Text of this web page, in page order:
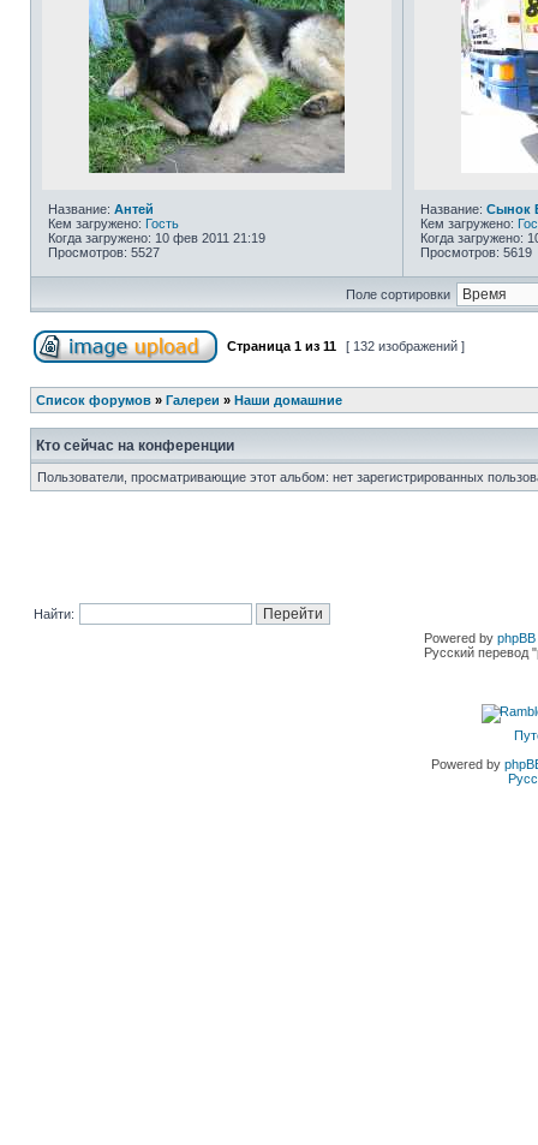
Название: Антей
Кем загружено: Гость
Когда загружено: 10 фев 2011 21:19
Просмотров: 5527
Название: Сынок
Кем загружено:
Когда загружено:
Просмотров: 5619
Поле сортировки
Страница 1 из 11 [ 132 изображений ]
Список форумов » Галереи » Наши домашние
Кто сейчас на конференции
Пользователи, просматривающие этот альбом: нет зарегистрированных
Найти:
Powered by
Русский перевод
Powered by